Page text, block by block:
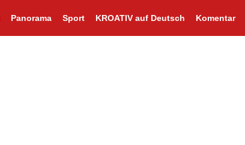
Panorama Sport KROATIV auf Deutsch Komentar